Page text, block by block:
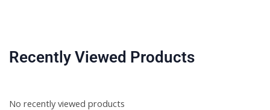
Recently Viewed Products
No recently viewed products